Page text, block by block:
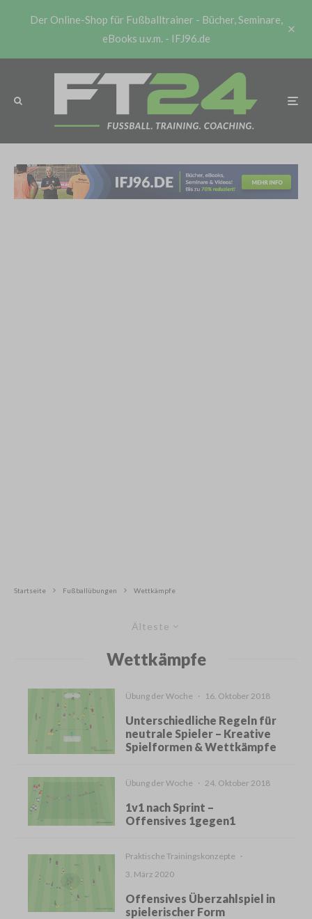
Der Online-Shop für Fußballtrainer - Bücher, Seminare,
eBooks u.v.m. - IFJ96.de
Startseite Fußballübungen Wettkämpfe
Älteste
Wettkämpfe
Übung der Woche · 16. Oktober 2018
Unterschiedliche Regeln für
neutrale Spieler – Kreative
Spielformen & Wettkämpfe
Übung der Woche · 24. Oktober 2018
1v1 nach Sprint –
Offensives 1gegen1
Praktische Trainingskonzepte ·
3. März 2020
Offensives Überzahlspiel in
spielerischer Form